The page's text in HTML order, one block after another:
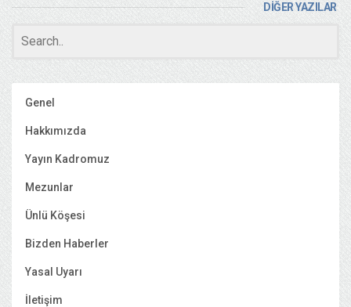
DİĞER YAZILAR
Genel
Hakkımızda
Yayın Kadromuz
Mezunlar
Ünlü Köşesi
Bizden Haberler
Yasal Uyarı
İletişim